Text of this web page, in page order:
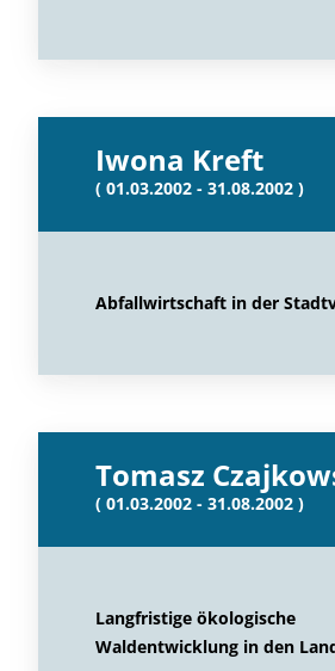
Iwona Kreft
( 01.03.2002 - 31.08.2002 )
Abfallwirtschaft in der
Tomasz
( 01.03.2002 - 31.08.2002 )
Langfristige ökologische
Waldentwicklung in den